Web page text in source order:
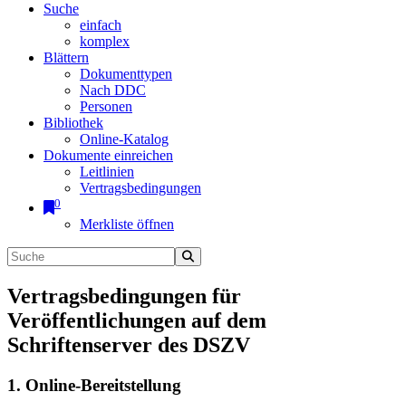
Suche
einfach
komplex
Blättern
Dokumenttypen
Nach DDC
Personen
Bibliothek
Online-Katalog
Dokumente einreichen
Leitlinien
Vertragsbedingungen
0
Merkliste öffnen
Vertragsbedingungen für
Veröffentlichungen auf dem
Schriftenserver des DSZV
1. Online-Bereitstellung